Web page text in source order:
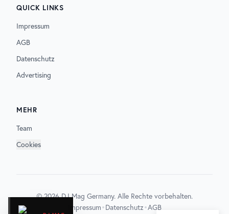
QUICK LINKS
Impressum
AGB
Datenschutz
Advertising
MEHR
Team
Cookies
©2026DJ Mag Germany. Alle Rechte vorbehalten.
Impressum•Datenschutz•AGB